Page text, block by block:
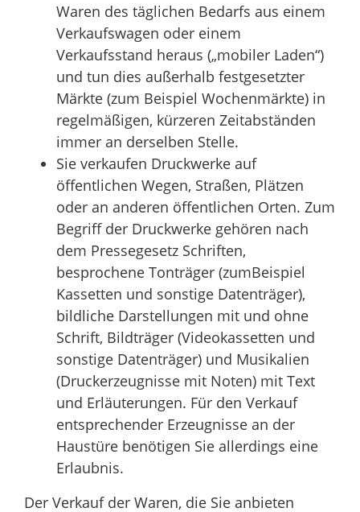
Waren des täglichen Bedarfs aus einem
Verkaufswagen oder einem
Verkaufsstand heraus („mobiler Laden“)
und tun dies außerhalb festgesetzter
Märkte (zum Beispiel Wochenmärkte) in
regelmäßigen, kürzeren Zeitabständen
immer an derselben Stelle.
Sie verkaufen Druckwerke auf
öffentlichen Wegen, Straßen, Plätzen
oder an anderen öffentlichen Orten. Zum
Begriff der Druckwerke gehören nach
dem Pressegesetz Schriften,
besprochene Tonträger (zumBeispiel
Kassetten und sonstige Datenträger),
bildliche Darstellungen mit und ohne
Schrift, Bildträger (Videokassetten und
sonstige Datenträger) und Musikalien
(Druckerzeugnisse mit Noten) mit Text
und Erläuterungen. Für den Verkauf
entsprechender Erzeugnisse an der
Haustüre benötigen Sie allerdings eine
Erlaubnis.
Der Verkauf der Waren, die Sie anbieten